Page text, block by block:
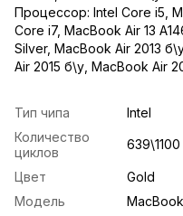
Процессор: Intel Core i5
Core i7, MacBook Air 13
Silver, MacBook Air 2013
Air 2015 б\у MacBook Air
Тип чипа
Intel
Количество
циклов
639\1100
Цвет
Gold
Модель